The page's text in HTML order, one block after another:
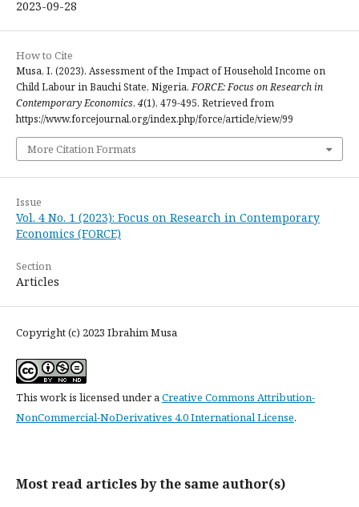
2023-09-28
How to Cite
Musa, I. (2023). Assessment of the Impact of Household Income on
Child Labour in Bauchi State, Nigeria.FORCE: Focus on Research in
Contemporary Economics, 4(1), 479-495. Retrieved from
https://www.forcejournal.org/index.php/force/article/view/99
More Citation Formats
Issue
Vol. 4 No. 1 (2023): Focus on Research in Contemporary
Economics (FORCE)
Section
Articles
Copyright (c) 2023 Ibrahim Musa
This work is licensed under aCreative Commons Attribution-
NonCommercial-NoDerivatives 4.0 International License.
Most read articles by the same author(s)